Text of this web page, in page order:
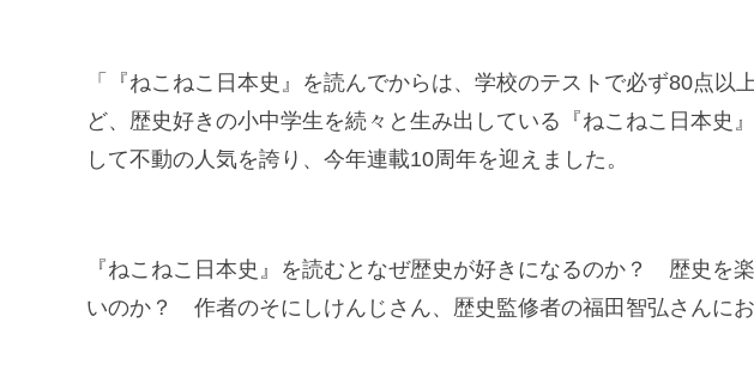
「『ねこねこ日本史』を読んでからは、学校のテストで必ず80点以
ど、歴史好きの小中学生を続々と生み出している『ねこねこ日本史
して不動の人気を誇り、今年連載10周年を迎えました。
『ねこねこ日本史』を読むとなぜ歴史が好きになるのか？ 歴史を
いのか？ 作者のそにしけんじさん、歴史監修者の福田智弘さんにお